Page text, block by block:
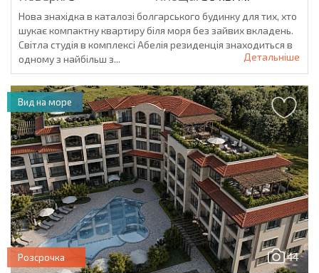
Нова знахідка в каталозі болгарського будинку для тих, хто
шукає компактну квартиру біля моря без зайвих вкладень.
Світла студія в комплексі Абелія резиденція знаходиться в
одному з найбільш з...
Детальніше
44
Розсрочка
Вид на море